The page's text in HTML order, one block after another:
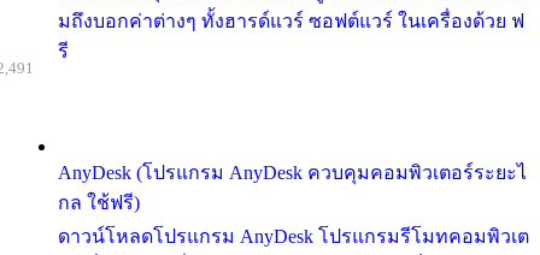
มถึงบอกค่าต่างๆ ทั้งฮารด์แวร์ ซอฟต์แวร์ ในเครื่องด้วย ฟ
รี
AnyDesk (โปรแกรม AnyDesk ควบคุมคอมพิวเตอร์ระยะไ
กล ใช้ฟรี)
ดาวน์โหลดโปรแกรม AnyDesk โปรแกรมรีโมทคอมพิวเต